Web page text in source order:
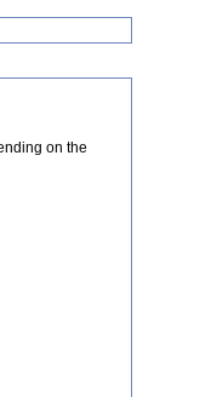
on the